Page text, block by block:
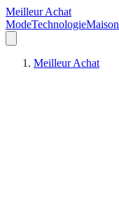
Meilleur Achat
ModeTechnologieMaison
Meilleur Achat